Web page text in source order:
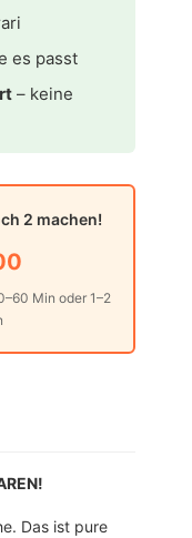
es passt
– keine
2 machen!
Min oder 1–2
Das ist pure